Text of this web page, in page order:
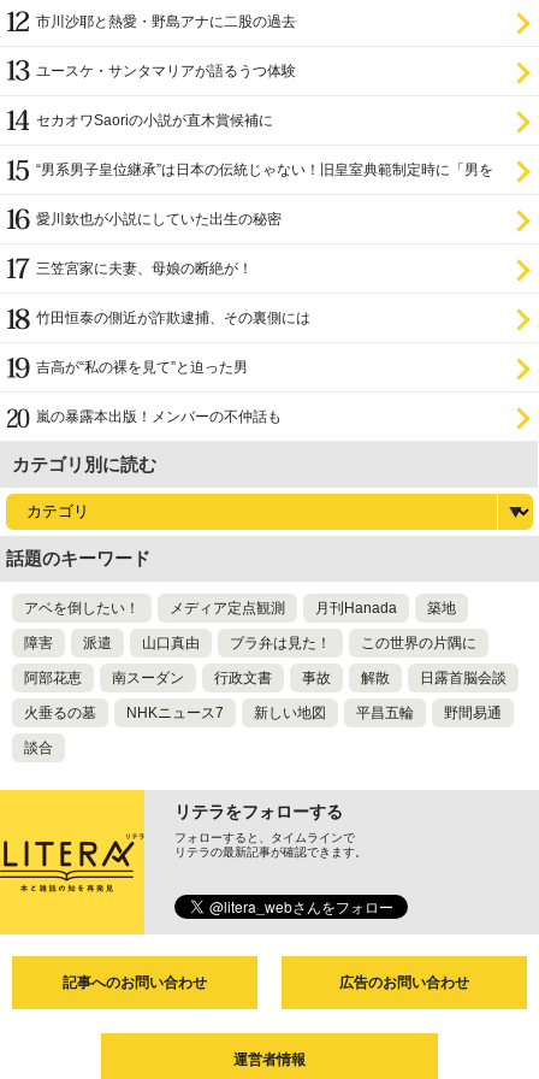
市川沙耶と熱愛・野島アナに二股の過去
ユースケ・サンタマリアが語るうつ体験
セカオワSaoriの小説が直木賞候補に
“男系男子皇位継承”は日本の伝統じゃない！旧皇室典範制定時に「男を
愛川欽也が小説にしていた出生の秘密
三笠宮家に夫妻、母娘の断絶が！
竹田恒泰の側近が詐欺逮捕、その裏側には
吉高が“私の裸を見て”と迫った男
嵐の暴露本出版！メンバーの不仲話も
カテゴリ別に読む
話題のキーワード
アベを倒したい！ メディア定点観測 月刊Hanada 築地
障害 派遣 山口真由 ブラ弁は見た！ この世界の片隅に
阿部花恵 南スーダン 行政文書 事故 解散 日露首脳会談
火垂るの墓 NHKニュース7 新しい地図 平昌五輪 野間易通
談合
リテラをフォローする
フォローすると、タイムラインで
リテラの最新記事が確認できます。
記事へのお問い合わせ 広告のお問い合わせ
運営者情報